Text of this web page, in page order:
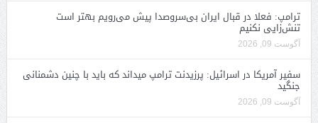
ترامپ: فعلا در قبال ایران بی‌سروصدا پیش می‌رویم بهتر است
تنش‌زایی نکنیم
آگوست 09, 2026
سفیر آمریکا در اسرائیل: پرزیدنت ترامپ میداند که باید با چنین دشمنانی
جنگید
آگوست 09, 2026